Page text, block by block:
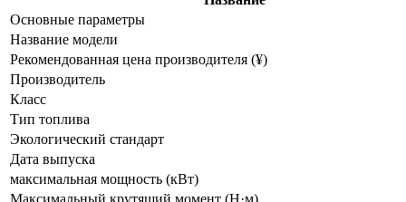
Основные параметры
Название модели
Рекомендованная цена производителя (¥)
Производитель
Класс
Тип топлива
Экологический стандарт
Дата выпуска
максимальная мощность (кВт)
Максимальный крутящий момент (Н·м)